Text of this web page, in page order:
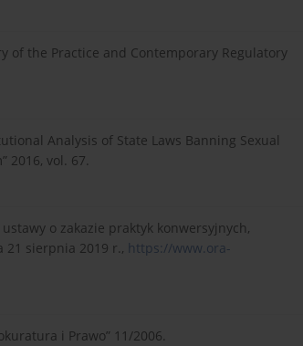
of the Practice and Contemporary Regulatory
Analysis of State Laws Banning Sexual
2016, vol. 67.
o zakazie praktyk konwersyjnych,
21 sierpnia 2019 r., https://www.ora-
i Prawo” 11/2006.